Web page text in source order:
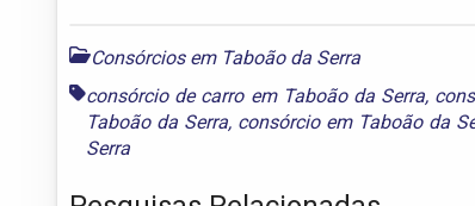
Consórcios em Taboão da Serra
consórcio de carro em Taboão da Serra,
Taboão da Serra, consórcio em Taboão da
Serra